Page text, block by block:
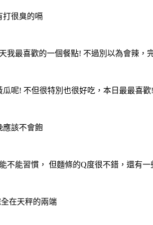
打很臭的嗝
我最喜歡的一個餐點! 不過別以為會辣
呢! 不但很特別也很好吃，本日最最喜歡!
應該不會飽
不能習慣， 但麵條的Q度很不錯，還有一
在天秤的兩端